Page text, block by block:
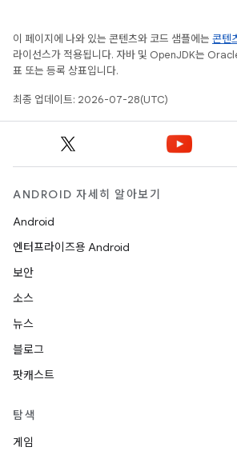
이 페이지에 나와 있는 콘텐츠와 코드 샘플에는 콘텐
라이선스가 적용됩니다. 자바 및 OpenJDK는
표 또는 등록 상표입니다.
최종 업데이트: 2026-07-28(UTC)
ANDROID 자세히 알아보기
Android
엔터프라이즈용 Android
보안
소스
뉴스
블로그
팟캐스트
탐색
게임